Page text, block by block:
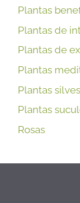
Plantas
Plantas de
Plantas de
Plantas
Plantas
Plantas
Rosas